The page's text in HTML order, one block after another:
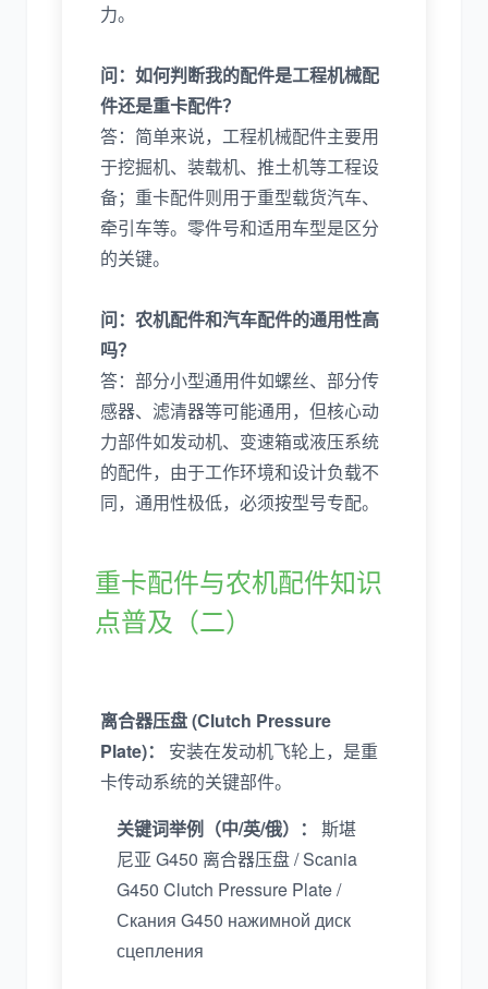
力。
问：如何判断我的配件是工程机械配
件还是重卡配件？
答：简单来说，工程机械配件主要用
于挖掘机、装载机、推土机等工程设
备；重卡配件则用于重型载货汽车、
牵引车等。零件号和适用车型是区分
的关键。
问：农机配件和汽车配件的通用性高
吗？
答：部分小型通用件如螺丝、部分传
感器、滤清器等可能通用，但核心动
力部件如发动机、变速箱或液压系统
的配件，由于工作环境和设计负载不
同，通用性极低，必须按型号专配。
重卡配件与农机配件知识
点普及（二）
离合器压盘 (Clutch Pressure
Plate)：
安装在发动机飞轮上，是重
卡传动系统的关键部件。
关键词举例（中/英/俄）：
斯堪
尼亚 G450 离合器压盘 / Scania
G450 Clutch Pressure Plate /
Скания G450 нажимной диск
сцепления